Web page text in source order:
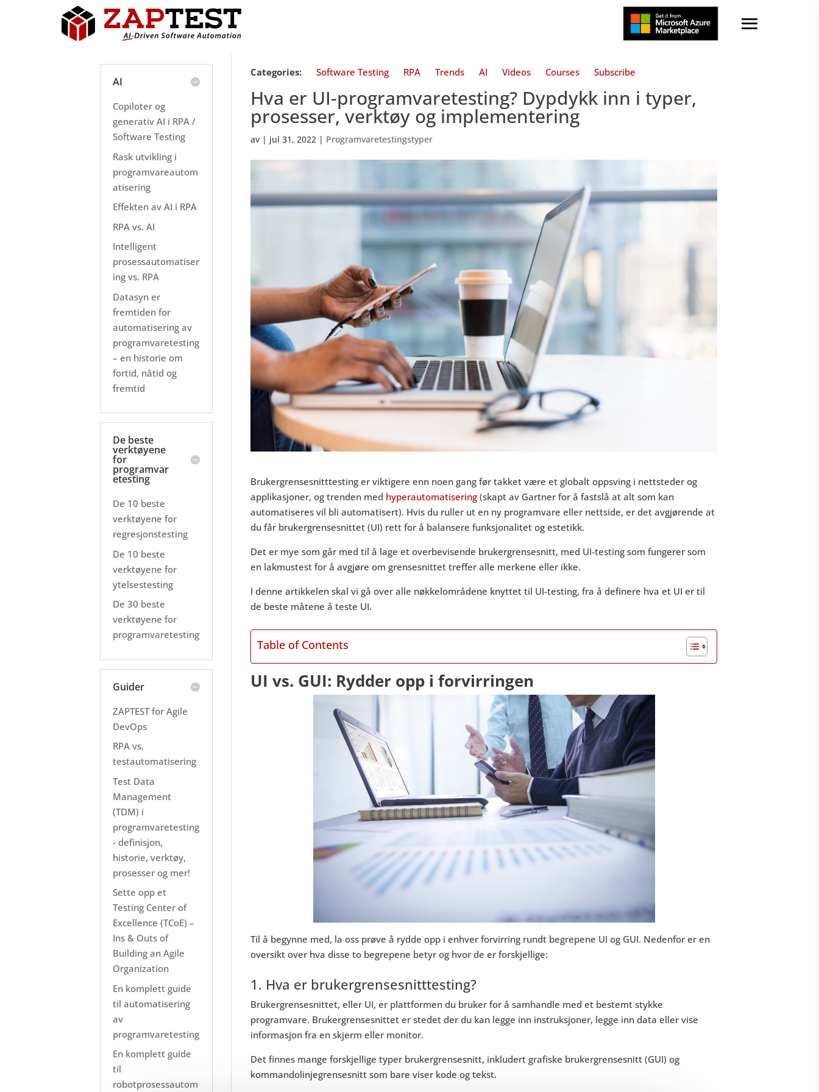
Categories: Software Testing RPA Trends AI Videos Courses Subscribe
Hva er UI-programvaretesting? Dypdykk inn i typer,
prosesser, verktøy og implementering
av | jul 31, 2022 | Programvaretestingstyper
Brukergrensesnitttesting er viktigere enn noen gang før takket være et globalt oppsving i nettsteder og
applikasjoner, og trenden med hyperautomatisering (skapt av Gartner for å fastslå at alt som kan
automatiseres vil bli automatisert). Hvis du ruller ut en ny programvare eller nettside, er det avgjørende at
du får brukergrensesnittet (UI) rett for å balansere funksjonalitet og estetikk.
Det er mye som går med til å lage et overbevisende brukergrensesnitt, med UI-testing som fungerer som
en lakmustest for å avgjøre om grensesnittet treffer alle merkene eller ikke.
I denne artikkelen skal vi gå over alle nøkkelområdene knyttet til UI-testing, fra å definere hva et UI er til
de beste måtene å teste UI.
Table of Contents
UI vs. GUI: Rydder opp i forvirringen
Til å begynne med, la oss prøve å rydde opp i enhver forvirring rundt begrepene UI og GUI. Nedenfor er en
oversikt over hva disse to begrepene betyr og hvor de er forskjellige:
1. Hva er brukergrensesnitttesting?
Brukergrensesnittet, eller UI, er plattformen du bruker for å samhandle med et bestemt stykke
programvare. Brukergrensesnittet er stedet der du kan legge inn instruksjoner, legge inn data eller vise
informasjon fra en skjerm eller monitor.
Det finnes mange forskjellige typer brukergrensesnitt, inkludert grafiske brukergrensesnitt (GUI) og
kommandolinjegrensesnitt som bare viser kode og tekst.
AI
Copiloter og
generativ AI i RPA /
Software Testing
Rask utvikling i
programvareautom
atisering
Effekten av AI i RPA
RPA vs. AI
Intelligent
prosessautomatiser
ing vs. RPA
Datasyn er
fremtiden for
automatisering av
programvaretesting
– en historie om
fortid, nåtid og
fremtid
De beste
verktøyene
for
programvar
etesting
De 10 beste
verktøyene for
regresjonstesting
De 10 beste
verktøyene for
ytelsestesting
De 30 beste
verktøyene for
programvaretesting
Guider
ZAPTEST for Agile
DevOps
RPA vs.
testautomatisering
Test Data
Management
(TDM) i
programvaretesting
- definisjon,
historie, verktøy,
prosesser og mer!
Sette opp et
Testing Center of
Excellence (TCoE) –
Ins & Outs of
Building an Agile
Organization
En komplett guide
til automatisering
av
programvaretesting
En komplett guide
til
robotprosessautom